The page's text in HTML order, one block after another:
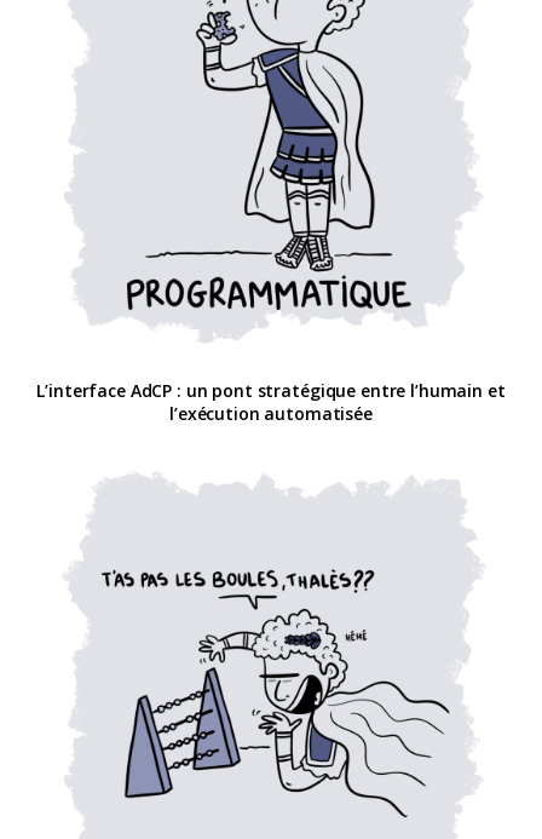
L’interface AdCP : un pont stratégique entre l’humain et
l’exécution automatisée